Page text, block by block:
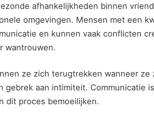
afhankelijkheden binnen
omgevingen. Mensen met een
en kunnen vaak conflicten
wantrouwen.
ze zich terugtrekken wanneer
gebrek aan intimiteit. Communicatie
dit proces bemoeilijken.